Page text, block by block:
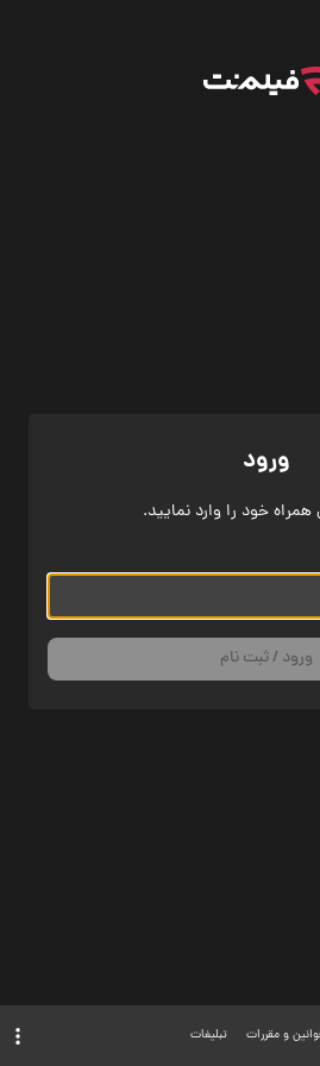
ورود
خود را وارد نمایید.
ورود / ثبت نام
و مقررات تبلیغات